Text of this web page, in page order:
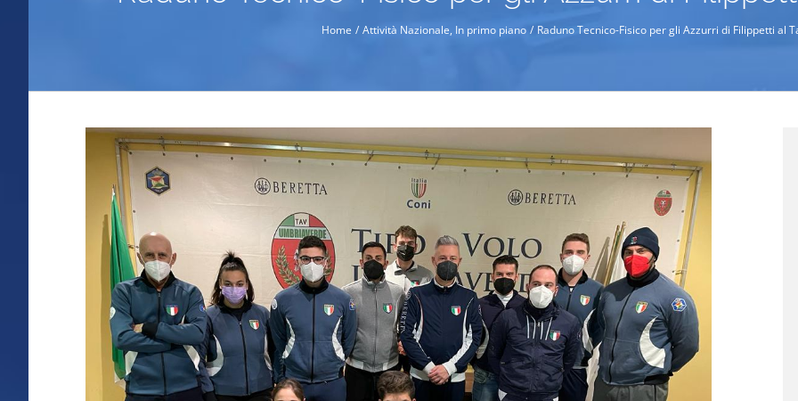
Home Attività Nazionale In primo piano Raduno Tecnico-Fisico per gli Azzurri di Filippetti al
Ingrandisci
immagine